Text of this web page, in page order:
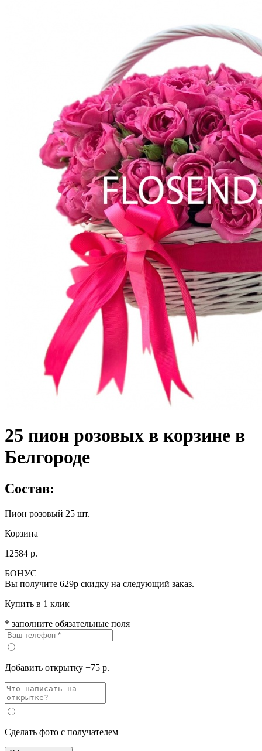
25 пион розовых в корзине в
Белгороде
Состав:
Пион розовый 25 шт.
Корзина
12584 р.
БОНУС
Вы получите 629р скидку на следующий заказ.
Купить в 1 клик
* заполните обязательные поля
Добавить открытку +75 р.
Сделать фото с получателем